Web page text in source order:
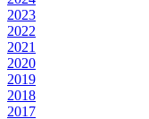
2023
2022
2021
2020
2019
2018
2017